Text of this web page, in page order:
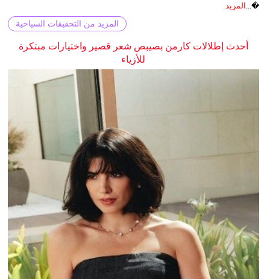
�... المزيد
المزيد من التحقيقات السياحية
أحدث إطلالات كارمن بصيبص شعر قصير واختيارات مبتكرة
للأزياء